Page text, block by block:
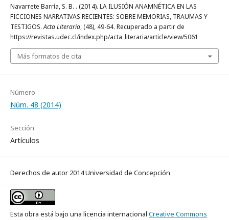
Navarrete Barría, S. B. . (2014). LA ILUSIÓN ANAMNÉTICA EN LAS
FICCIONES NARRATIVAS RECIENTES: SOBRE MEMORIAS, TRAUMAS Y
TESTIGOS.Acta Literaria, (48), 49-64. Recuperado a partir de
https://revistas.udec.cl/index.php/acta_literaria/article/view/5061
Más formatos de cita
Número
Núm. 48 (2014)
Sección
Artículos
Derechos de autor 2014 Universidad de Concepción
Esta obra está bajo una licencia internacional Creative Commons